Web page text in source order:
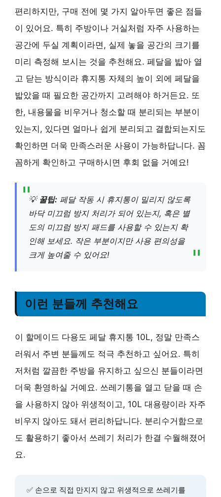
편리하지만, 구매 전에 몇 가지 알아두면 좋은 점들
이 있어요. 특히 주방이나 거실처럼 자주 사용하는
공간에 두실 계획이라면, 실제 놓을 공간의 크기를
미리 측정해 보시는 것을 추천해요. 페달을 밟아 열
고 닫는 방식이라 휴지통 자체의 높이 외에 페달을
밟았을 때 필요한 공간까지 고려해야 하거든요. 또
한, 내용물을 비우거나 청소할 때 분리되는 부분이
있는지, 있다면 얼마나 쉽게 분리되고 결합되는지도
확인하면 더욱 만족스러운 사용이 가능하답니다. 꼼
꼼하게 확인하고 구매하시면 후회 없을 거예요!
💡 꿀팁: 페달 작동 시 휴지통이 밀리지 않도록
바닥 미끄럼 방지 처리가 되어 있는지, 혹은 별
도의 미끄럼 방지 패드를 사용할 수 있는지 확
인해 보세요. 작은 부분이지만 사용 편의성을
크게 높여줄 수 있어요!
이런 분들께 추천해요
이 할메이드 다용도 페달 휴지통 10L, 정말 만족스
러워서 주변 분들께도 적극 추천하고 싶어요. 특히
저처럼 깔끔한 주방을 유지하고 싶으신 분들이라면
더욱 환영하실 거예요. 쓰레기통을 열고 닫을 때 손
을 사용하지 않아 위생적이고, 10L 대용량이라 자주
비우지 않아도 돼서 편리하답니다. 분리수거함으로
도 활용하기 좋아서 쓰레기 처리가 한결 수월해졌어
요.
✅ 손으로 직접 만지지 않고 위생적으로 쓰레기를